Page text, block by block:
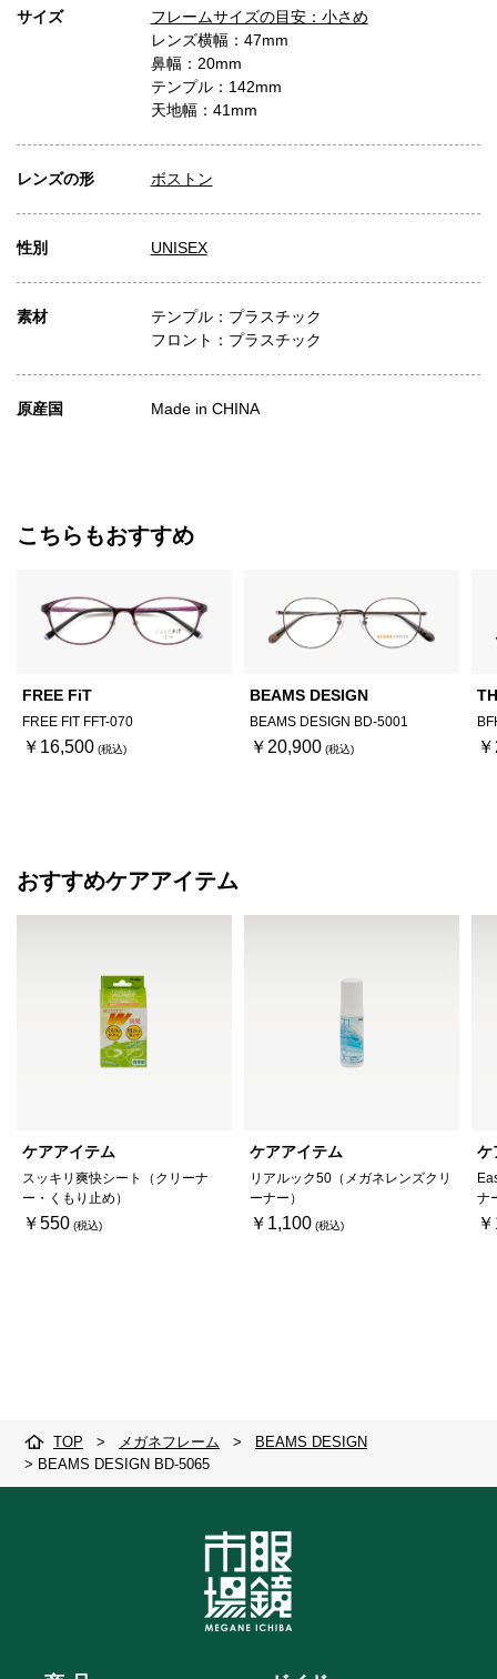
サイズ
フレームサイズの目安：小さめ
レンズ横幅：47mm
鼻幅：20mm
テンプル：142mm
天地幅：41mm
レンズの形 ボストン
性別 UNISEX
素材
テンプル：プラスチック
フロント：プラスチック
原産国 Made in CHINA
こちらもおすすめ
FREE FiT
FREE FIT FFT-070
￥16,500
BEAMS DESIGN
BEAMS DESIGN BD-5001
￥20,900
おすすめケアアイテム
ケアアイテム
スッキリ爽快シート（クリーナ
ー・くもり止め）
￥550
ケアアイテム
リアルック50（メガネレンズクリ
ーナー）
￥1,100
ケ
ナ
TOP > メガネフレーム >
BEAMS DESIGN
> BEAMS DESIGN BD-5065